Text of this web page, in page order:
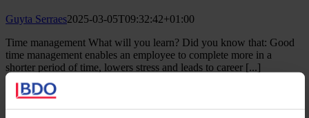
Guyta Serraes2025-03-05T09:32:42+01:00
Time management What will you learn? Did you know that: Good
time management enables an employee to complete more in a
shorter period of time, lowers stress and leads to career [...]